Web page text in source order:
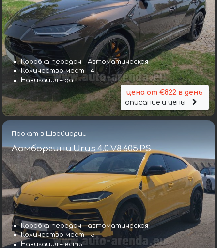
Коробка передач – Автоматическая
Количество мест – 4
Навигация – да
цена от €822 в день
описание и цены
Прокат в Швейцарии
Ламборгини Urus 4.0 V8 605 PS
Коробка передач – автоматическая
Количество мест – 5
Навигация – есть